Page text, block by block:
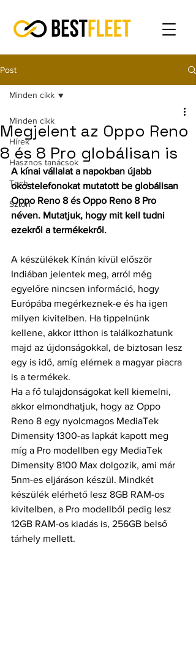
Post
Minden cikk
Hírek
Hasznos tanácsok
Tech
Sztori
Minden cikk
Megjelent az Oppo Reno
8 és 8 Pro globálisan is
A kínai vállalat a napokban újabb
okostelefonokat mutatott be globálisan
Oppo Reno 8 és Oppo Reno 8 Pro
néven. Mutatjuk, hogy mit kell tudni
ezekről a termékekről.
A készülékek Kínán kívül először
Indiában jelentek meg, arról még
egyelőre nincsen információ, hogy
Európába megérkeznek-e és ha igen
milyen kivitelben. Ha tippelnünk
kellene, akkor itthon is találkozhatunk
majd az újdonságokkal, de biztosan lesz
egy is idő, amíg elérnek a magyar piacra
is a termékek.
Ha a fő tulajdonságokat kell kiemelni,
akkor elmondhatjuk, hogy az Oppo
Reno 8 egy nyolcmagos MediaTek
Dimensity 1300-as lapkát kapott meg
míg a Pro modellben egy MediaTek
Dimensity 8100 Max dolgozik, ami már
5nm-es eljáráson készül. Mindkét
készülék elérhető lesz 8GB RAM-os
kivitelben, a Pro modellből pedig lesz
12GB RAM-os kiadás is, 256GB belső
tárhely mellett.